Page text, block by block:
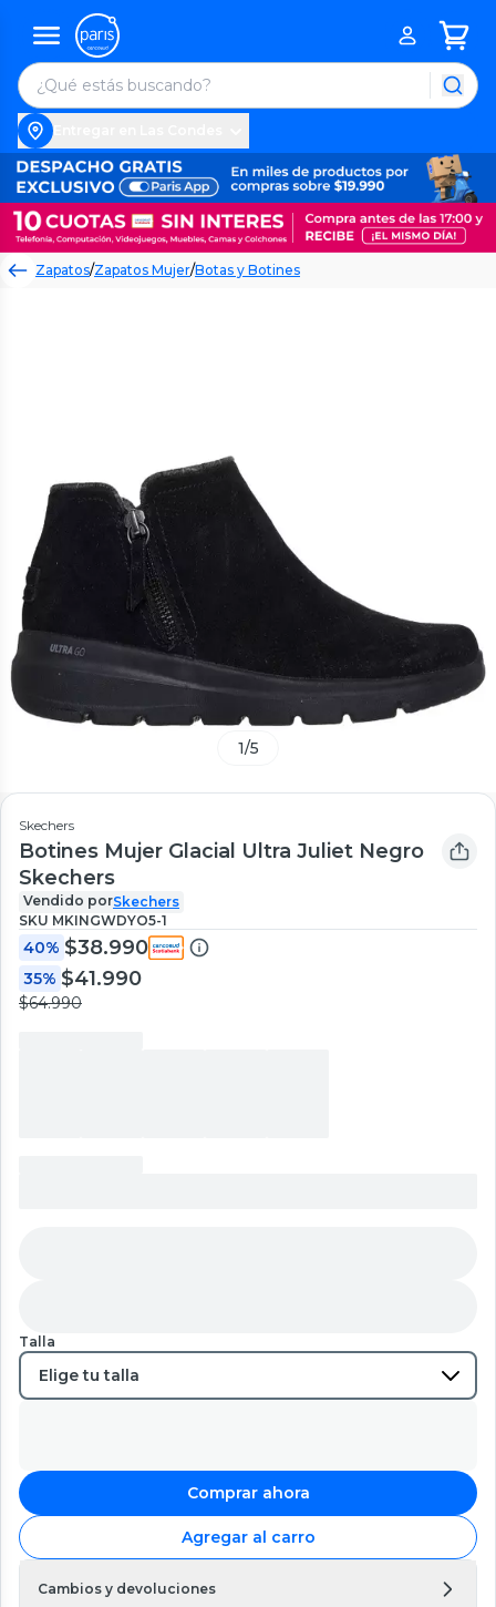
Zapatos/Zapatos Mujer/Botas y Botines
1/5
Skechers
Botines Mujer Glacial Ultra Juliet Negro
Skechers
Vendido porSkechers
SKU MKINGWDYO5-1
40% $38.990
35% $41.990
$64.990
Talla
Comprar ahora
Agregar al carro
Cambios y devoluciones